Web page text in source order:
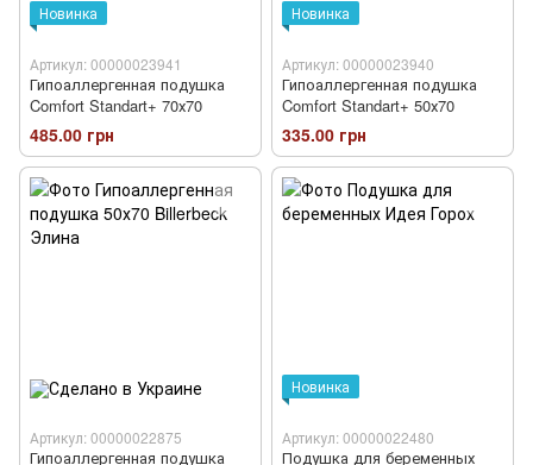
Новинка
Артикул: 00000023941
Гипоаллергенная подушка
Comfort Standart+ 70х70
485.00 грн
Новинка
Артикул: 00000023940
Гипоаллергенная подушка
Comfort Standart+ 50х70
335.00 грн
Артикул: 00000022875
Гипоаллергенная подушка
Новинка
Артикул: 00000022480
Подушка для беременных